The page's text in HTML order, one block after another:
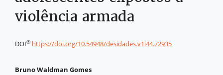
violência armada
DOI® https://doi.org/10.54948/desidades.v1i44.72935
Bruno Waldman Gomes